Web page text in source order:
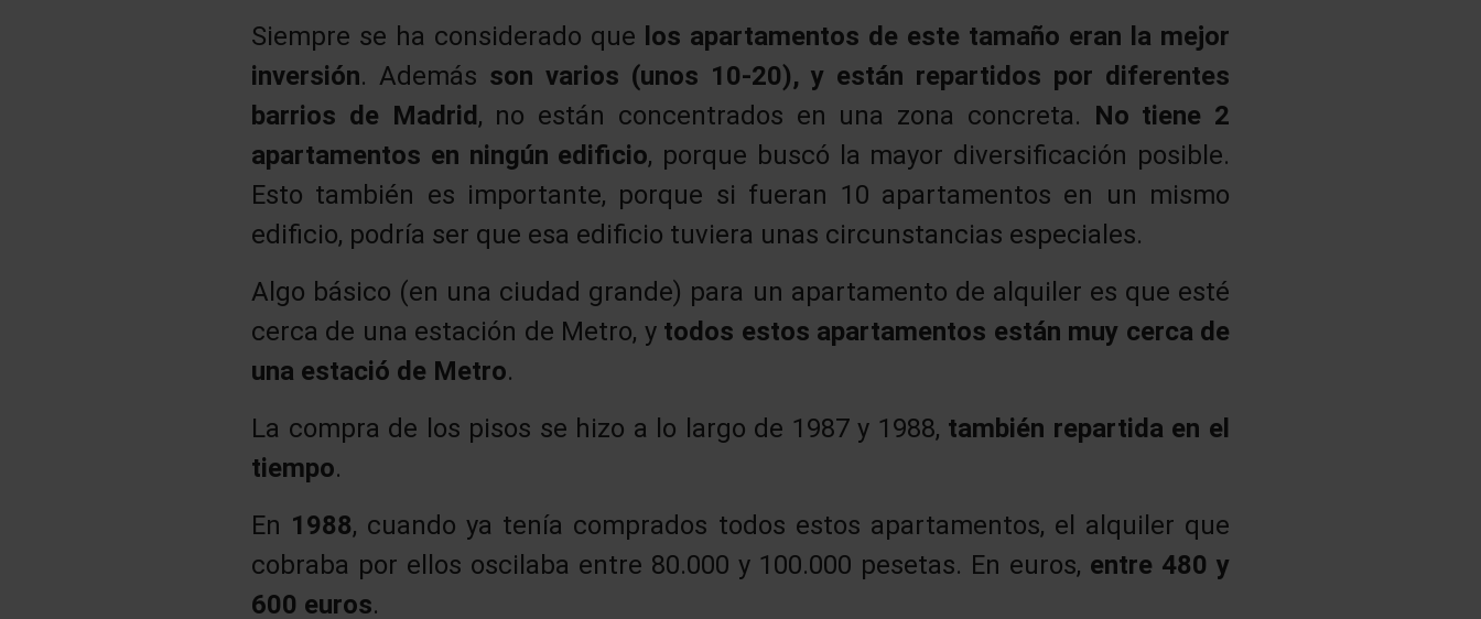
Siempre se ha considerado que los apartamentos de este tamaño eran la mejor
inversión. Además son varios (unos 10-20), y están repartidos por diferentes
barrios de Madrid, no están concentrados en una zona concreta. No tiene 2
apartamentos en ningún edificio, porque buscó la mayor diversificación posible.
Esto también es importante, porque si fueran 10 apartamentos en un mismo
edificio, podría ser que esa edificio tuviera unas circunstancias especiales.
Algo básico (en una ciudad grande) para un apartamento de alquiler es que esté
cerca de una estación de Metro, y todos estos apartamentos están muy cerca de
una estació de Metro.
La compra de los pisos se hizo a lo largo de 1987 y 1988, también repartida en el
tiempo.
En 1988, cuando ya tenía comprados todos estos apartamentos, el alquiler que
cobraba por ellos oscilaba entre 80.000 y 100.000 pesetas. En euros, entre 480 y
600 euros.